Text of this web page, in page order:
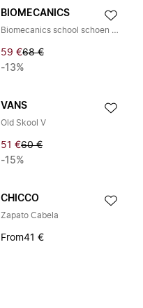
BIOMECANICS
Biomecanics school schoen met klittenband
59 €68 €
-13%
VANS
Old Skool V
51 €60 €
-15%
CHICCO
Zapato Cabela
From41 €